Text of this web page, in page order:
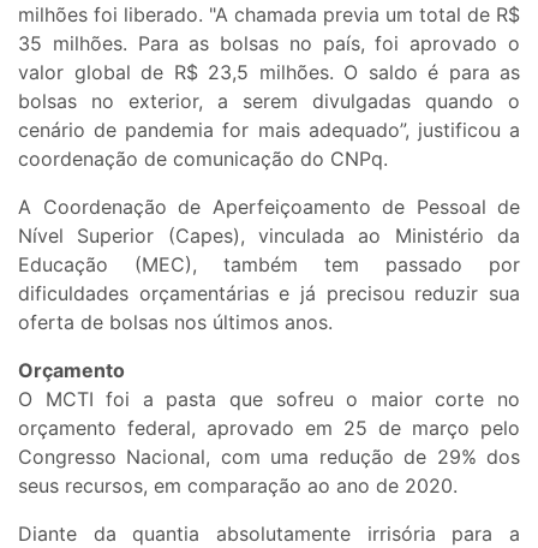
milhões foi liberado. "A chamada previa um total de R$
35 milhões. Para as bolsas no país, foi aprovado o
valor global de R$ 23,5 milhões. O saldo é para as
bolsas no exterior, a serem divulgadas quando o
cenário de pandemia for mais adequado”, justificou a
coordenação de comunicação do CNPq.
A Coordenação de Aperfeiçoamento de Pessoal de
Nível Superior (Capes), vinculada ao Ministério da
Educação (MEC), também tem passado por
dificuldades orçamentárias e já precisou reduzir sua
oferta de bolsas nos últimos anos.
Orçamento
O MCTI foi a pasta que sofreu o maior corte no
orçamento federal, aprovado em 25 de março pelo
Congresso Nacional, com uma redução de 29% dos
seus recursos, em comparação ao ano de 2020.
Diante da quantia absolutamente irrisória para a